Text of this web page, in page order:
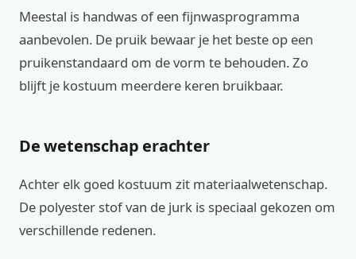
Meestal is handwas of een fijnwasprogramma
aanbevolen. De pruik bewaar je het beste op een
pruikenstandaard om de vorm te behouden. Zo
blijft je kostuum meerdere keren bruikbaar.
De wetenschap erachter
Achter elk goed kostuum zit materiaalwetenschap.
De polyester stof van de jurk is speciaal gekozen om
verschillende redenen.